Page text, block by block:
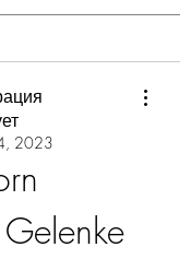
2023